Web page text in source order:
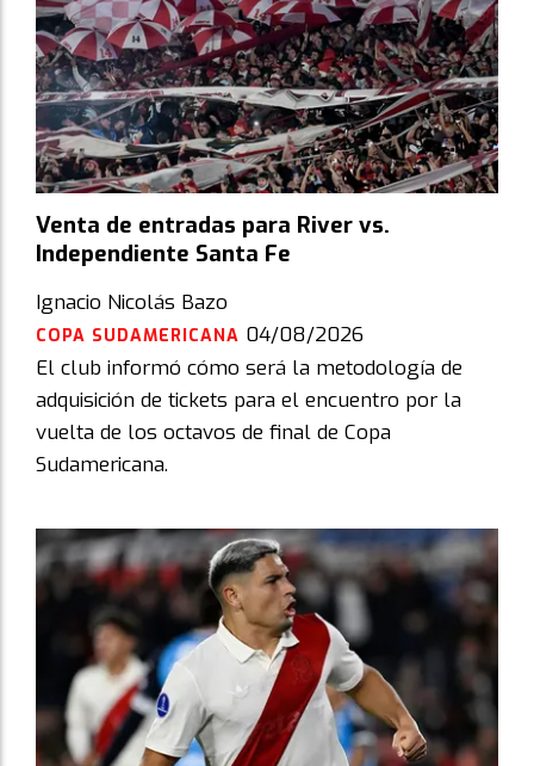
Venta de entradas para River vs.
Independiente Santa Fe
Ignacio Nicolás Bazo
COPA SUDAMERICANA 04/08/2026
El club informó cómo será la metodología de
adquisición de tickets para el encuentro por la
vuelta de los octavos de final de Copa
Sudamericana.